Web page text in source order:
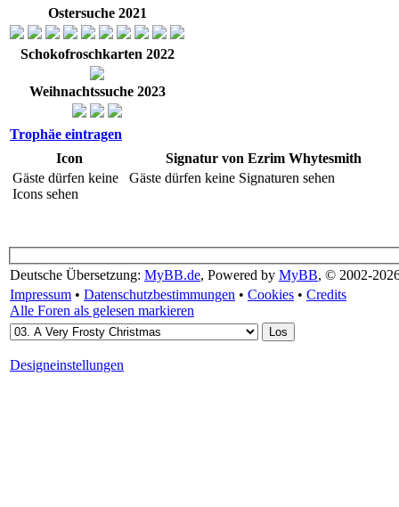
Ostersuche 2021
Schokofroschkarten 2022
Weihnachtssuche 2023
Trophäe eintragen
Icon
Signatur von Ezrim Whytesmith
Gäste dürfen keine
Icons sehen
Gäste dürfen keine Signaturen sehen
Deutsche Übersetzung: MyBB.de, Powered by MyBB, © 2002-
Impressum • Datenschutzbestimmungen • Cookies • Credits
Alle Foren als gelesen markieren
Designeinstellungen